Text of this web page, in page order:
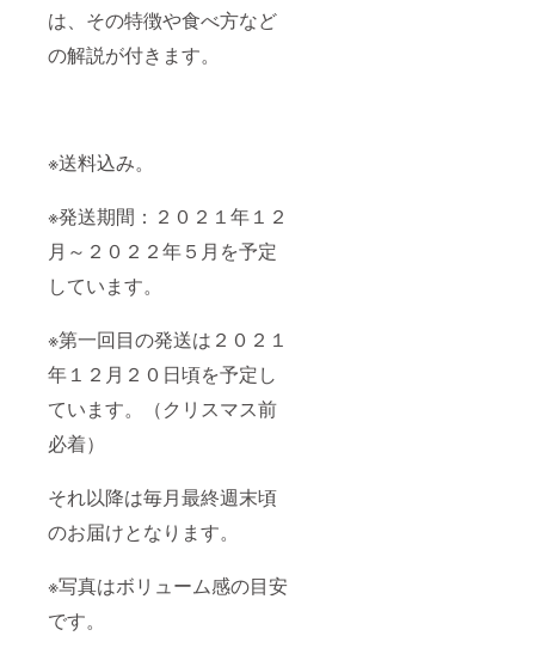
は、その特徴や食べ方など
の解説が付きます。
※送料込み。
※発送期間：２０２１年１２
月～２０２２年５月を予定
しています。
※第一回目の発送は２０２１
年１２月２０日頃を予定し
ています。（クリスマス前
必着）
それ以降は毎月最終週末頃
のお届けとなります。
※写真はボリューム感の目安
です。